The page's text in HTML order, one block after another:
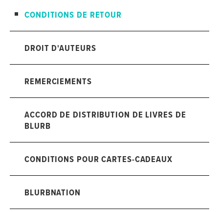
CONDITIONS DE RETOUR
DROIT D'AUTEURS
REMERCIEMENTS
ACCORD DE DISTRIBUTION DE LIVRES DE
BLURB
CONDITIONS POUR CARTES-CADEAUX
BLURBNATION